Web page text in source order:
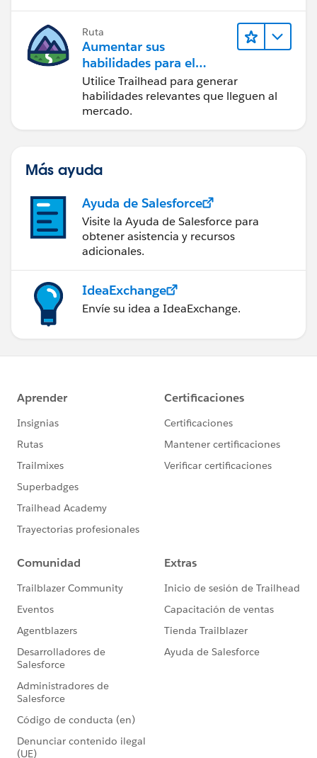
Ruta
Aumentar sus
habilidades para el
futuro con Trailhead
Utilice Trailhead para generar
habilidades relevantes que lleguen al
mercado.
Más ayuda
Ayuda de Salesforce
Visite la Ayuda de Salesforce para
obtener asistencia y recursos
adicionales.
IdeaExchange
Envíe su idea a IdeaExchange.